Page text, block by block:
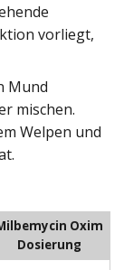
vorliegt,
Mund
mischen.
Welpen und
Oxim
Dosierung